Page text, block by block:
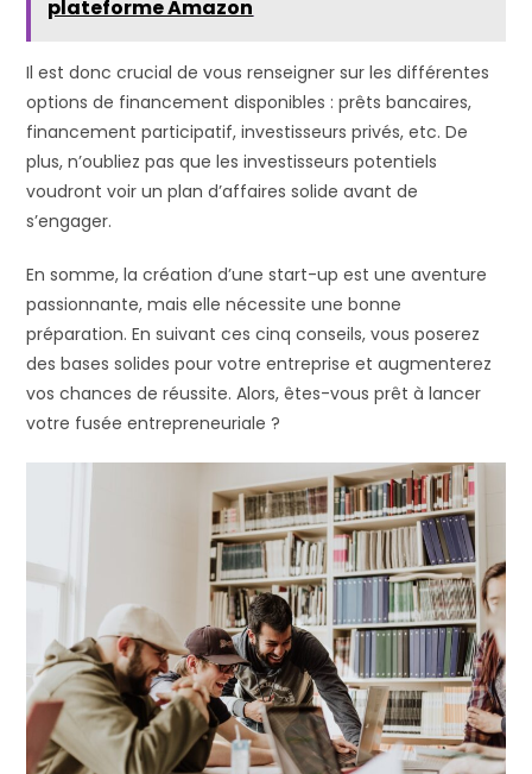
plateforme Amazon
Il est donc crucial de vous renseigner sur les différentes
options de financement disponibles : prêts bancaires,
financement participatif, investisseurs privés, etc. De
plus, n’oubliez pas que les investisseurs potentiels
voudront voir un plan d’affaires solide avant de
s’engager.
En somme, la création d’une start-up est une aventure
passionnante, mais elle nécessite une bonne
préparation. En suivant ces cinq conseils, vous poserez
des bases solides pour votre entreprise et augmenterez
vos chances de réussite. Alors, êtes-vous prêt à lancer
votre fusée entrepreneuriale ?